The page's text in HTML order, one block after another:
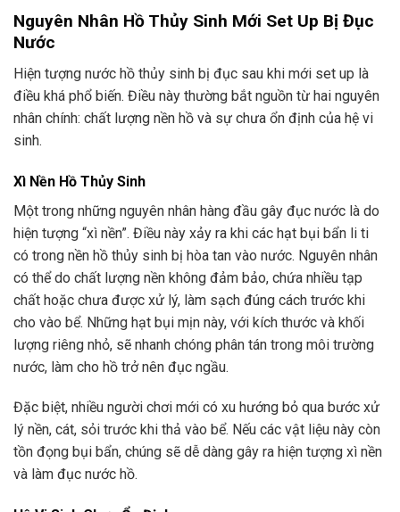
Nguyên Nhân Hồ Thủy Sinh Mới Set Up Bị Đục
Nước
Hiện tượng nước hồ thủy sinh bị đục sau khi mới set up là
điều khá phổ biến. Điều này thường bắt nguồn từ hai nguyên
nhân chính: chất lượng nền hồ và sự chưa ổn định của hệ vi
sinh.
Xì Nền Hồ Thủy Sinh
Một trong những nguyên nhân hàng đầu gây đục nước là do
hiện tượng “xì nền”. Điều này xảy ra khi các hạt bụi bẩn li ti
có trong nền hồ thủy sinh bị hòa tan vào nước. Nguyên nhân
có thể do chất lượng nền không đảm bảo, chứa nhiều tạp
chất hoặc chưa được xử lý, làm sạch đúng cách trước khi
cho vào bể. Những hạt bụi mịn này, với kích thước và khối
lượng riêng nhỏ, sẽ nhanh chóng phân tán trong môi trường
nước, làm cho hồ trở nên đục ngầu.
Đặc biệt, nhiều người chơi mới có xu hướng bỏ qua bước xử
lý nền, cát, sỏi trước khi thả vào bể. Nếu các vật liệu này còn
tồn đọng bụi bẩn, chúng sẽ dễ dàng gây ra hiện tượng xì nền
và làm đục nước hồ.